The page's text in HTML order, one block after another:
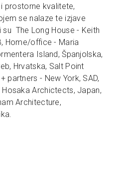
prostorne kvalitete,
se nalaze te izjave
su The Long House - Keith
Home/office - Maria
Island, Španjolska,
Hrvatska, Salt Point
partners - New York, SAD,
Archictects, Japan,
Architecture,